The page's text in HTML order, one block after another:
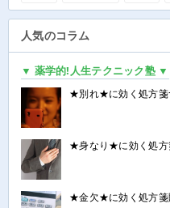
人気のコラム
▼ 薬学的!人生テクニック塾 ▼
★別れ★に効く処方箋
★身なり★に効く処方
★金欠★に効く処方箋